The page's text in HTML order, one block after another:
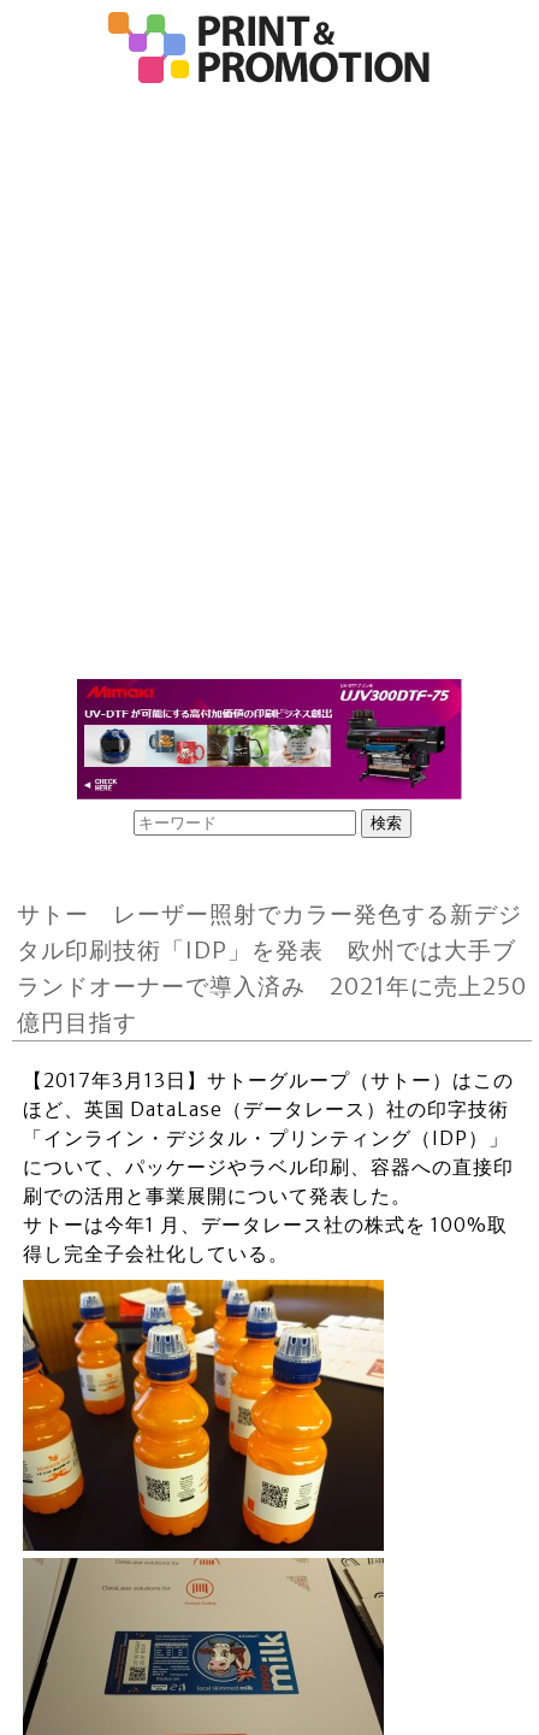
サトー レーザー照射でカラー発色する新デジ
タル印刷技術「IDP」を発表 欧州では大手ブ
ランドオーナーで導入済み 2021年に売上250
億円目指す
【2017年3月13日】サトーグループ（サトー）はこの
ほど、英国 DataLase（データレース）社の印字技術
「インライン・デジタル・プリンティング（IDP）」
について、パッケージやラベル印刷、容器への直接印
刷での活用と事業展開について発表した。
サトーは今年1 月、データレース社の株式を 100%取
得し完全子会社化している。